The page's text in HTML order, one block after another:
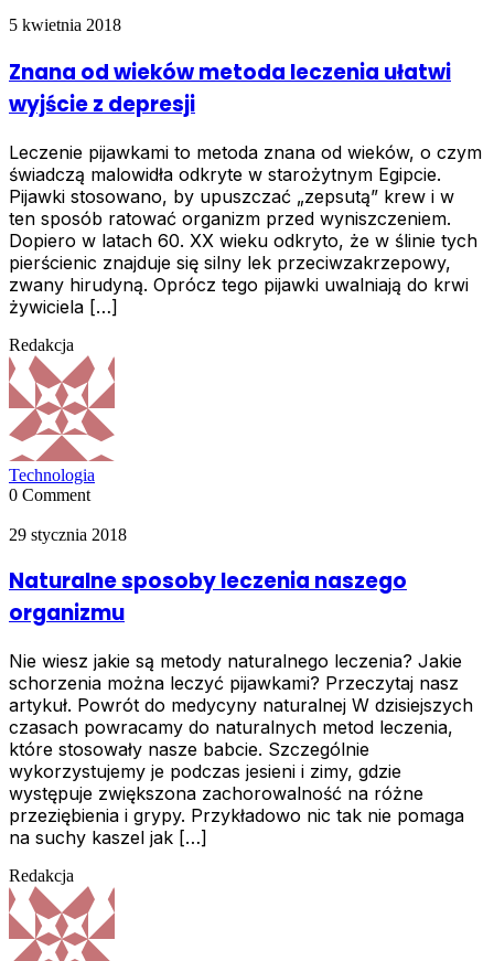
5 kwietnia 2018
Znana od wieków metoda leczenia ułatwi
wyjście z depresji
Leczenie pijawkami to metoda znana od wieków, o czym
świadczą malowidła odkryte w starożytnym Egipcie.
Pijawki stosowano, by upuszczać „zepsutą” krew i w
ten sposób ratować organizm przed wyniszczeniem.
Dopiero w latach 60. XX wieku odkryto, że w ślinie tych
pierścienic znajduje się silny lek przeciwzakrzepowy,
zwany hirudyną. Oprócz tego pijawki uwalniają do krwi
żywiciela […]
Redakcja
Technologia
0 Comment
29 stycznia 2018
Naturalne sposoby leczenia naszego
organizmu
Nie wiesz jakie są metody naturalnego leczenia? Jakie
schorzenia można leczyć pijawkami? Przeczytaj nasz
artykuł. Powrót do medycyny naturalnej W dzisiejszych
czasach powracamy do naturalnych metod leczenia,
które stosowały nasze babcie. Szczególnie
wykorzystujemy je podczas jesieni i zimy, gdzie
występuje zwiększona zachorowalność na różne
przeziębienia i grypy. Przykładowo nic tak nie pomaga
na suchy kaszel jak […]
Redakcja